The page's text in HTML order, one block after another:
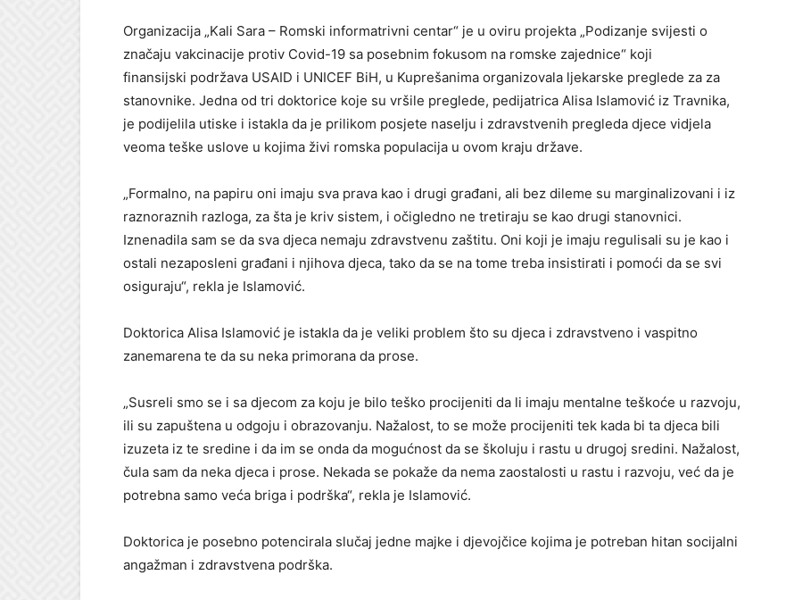
Organizacija „Kali Sara – Romski informatrivni centar“ je u oviru projekta „Podizanje svijesti o
značaju vakcinacije protiv Covid-19 sa posebnim fokusom na romske zajednice“ koji
finansijski podržava USAID i UNICEF BiH, u Kuprešanima organizovala ljekarske preglede za za
stanovnike. Jedna od tri doktorice koje su vršile preglede, pedijatrica Alisa Islamović iz Travnika,
je podijelila utiske i istakla da je prilikom posjete naselju i zdravstvenih pregleda djece vidjela
veoma teške uslove u kojima živi romska populacija u ovom kraju države.
„Formalno, na papiru oni imaju sva prava kao i drugi građani, ali bez dileme su marginalizovani i iz
raznoraznih razloga, za šta je kriv sistem, i očigledno ne tretiraju se kao drugi stanovnici.
Iznenadila sam se da sva djeca nemaju zdravstvenu zaštitu. Oni koji je imaju regulisali su je kao i
ostali nezaposleni građani i njihova djeca, tako da se na tome treba insistirati i pomoći da se svi
osiguraju“, rekla je Islamović.
Doktorica Alisa Islamović je istakla da je veliki problem što su djeca i zdravstveno i vaspitno
zanemarena te da su neka primorana da prose.
„Susreli smo se i sa djecom za koju je bilo teško procijeniti da li imaju mentalne teškoće u razvoju,
ili su zapuštena u odgoju i obrazovanju. Nažalost, to se može procijeniti tek kada bi ta djeca bili
izuzeta iz te sredine i da im se onda da mogućnost da se školuju i rastu u drugoj sredini. Nažalost,
čula sam da neka djeca i prose. Nekada se pokaže da nema zaostalosti u rastu i razvoju, već da je
potrebna samo veća briga i podrška“, rekla je Islamović.
Doktorica je posebno potencirala slučaj jedne majke i djevojčice kojima je potreban hitan socijalni
angažman i zdravstvena podrška.